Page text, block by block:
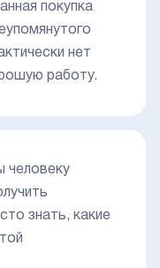
покупка
нет
работу.
человеку
знать, какие